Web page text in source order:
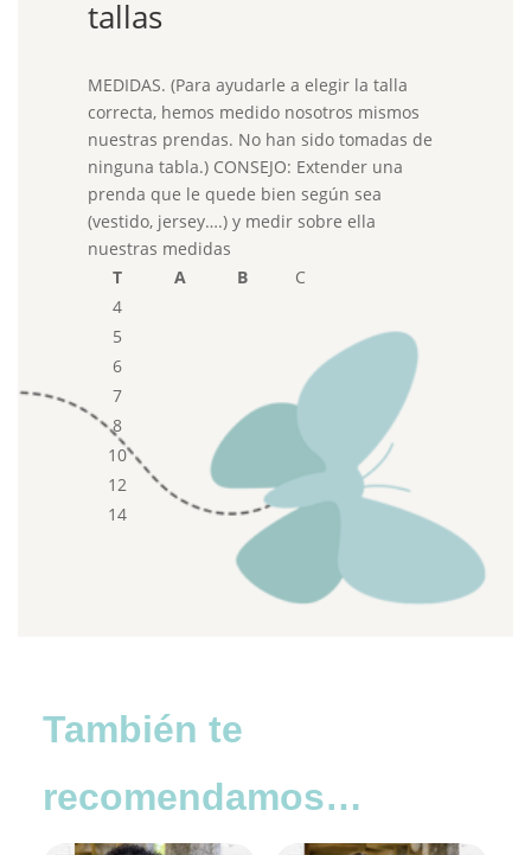
tallas
MEDIDAS. (Para ayudarle a elegir la talla
correcta, hemos medido nosotros mismos
nuestras prendas. No han sido tomadas de
ninguna tabla.) CONSEJO: Extender una
prenda que le quede bien según sea
(vestido, jersey….) y medir sobre ella
nuestras medidas
T
A B
C
4
5
6
7
8
10
12
14
También te
recomendamos…